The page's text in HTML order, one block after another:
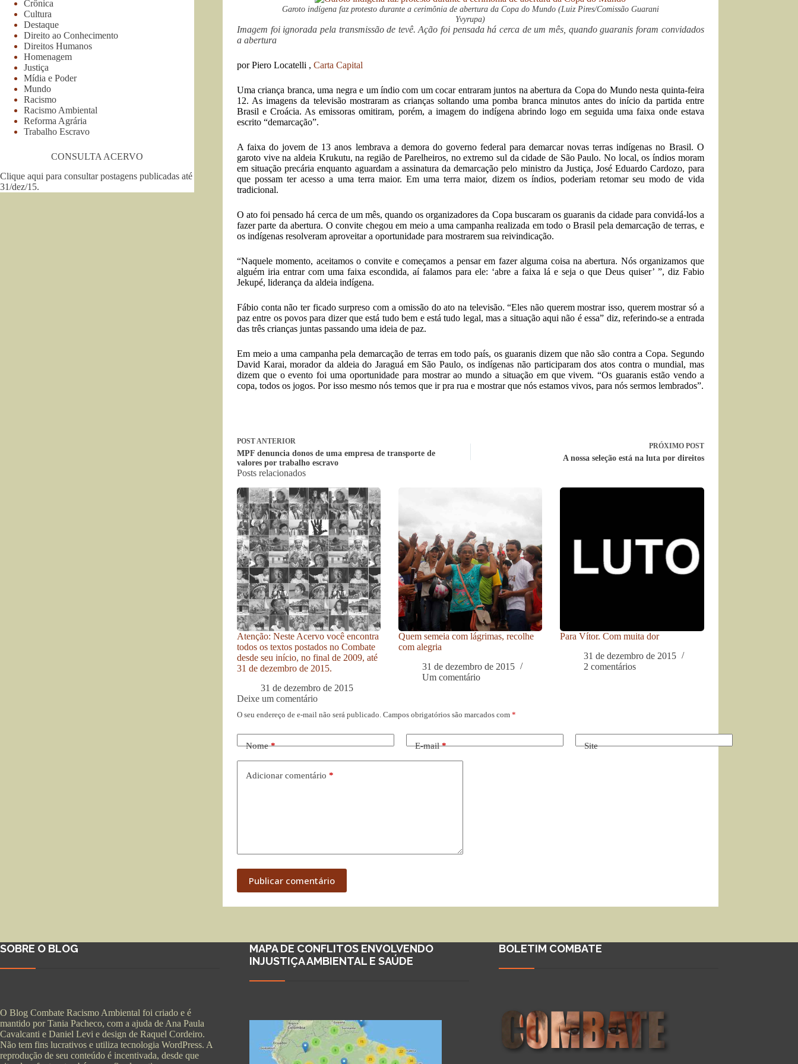
Garoto indígena faz protesto durante a cerimônia de abertura da Copa do Mundo (Luiz Pires/Comissão Guarani
Yvyrupa)
Imagem foi ignorada pela transmissão de tevê. Ação foi pensada há cerca de um mês, quando guaranis foram convidados
a abertura
por Piero Locatelli , Carta Capital
Uma criança branca, uma negra e um índio com um cocar entraram juntos na abertura da Copa do Mundo nesta quinta-feira
12. As imagens da televisão mostraram as crianças soltando uma pomba branca minutos antes do início da partida entre
Brasil e Croácia. As emissoras omitiram, porém, a imagem do indígena abrindo logo em seguida uma faixa onde estava
escrito “demarcação”.
A faixa do jovem de 13 anos lembrava a demora do governo federal para demarcar novas terras indígenas no Brasil. O
garoto vive na aldeia Krukutu, na região de Parelheiros, no extremo sul da cidade de São Paulo. No local, os índios moram
em situação precária enquanto aguardam a assinatura da demarcação pelo ministro da Justiça, José Eduardo Cardozo, para
que possam ter acesso a uma terra maior. Em uma terra maior, dizem os índios, poderiam retomar seu modo de vida
tradicional.
O ato foi pensado há cerca de um mês, quando os organizadores da Copa buscaram os guaranis da cidade para convidá-los a
fazer parte da abertura. O convite chegou em meio a uma campanha realizada em todo o Brasil pela demarcação de terras, e
os indígenas resolveram aproveitar a oportunidade para mostrarem sua reivindicação.
“Naquele momento, aceitamos o convite e começamos a pensar em fazer alguma coisa na abertura. Nós organizamos que
alguém iria entrar com uma faixa escondida, aí falamos para ele: ‘abre a faixa lá e seja o que Deus quiser’ ”, diz Fabio
Jekupé, liderança da aldeia indígena.
Fábio conta não ter ficado surpreso com a omissão do ato na televisão. “Eles não querem mostrar isso, querem mostrar só a
paz entre os povos para dizer que está tudo bem e está tudo legal, mas a situação aqui não é essa” diz, referindo-se a entrada
das três crianças juntas passando uma ideia de paz.
Em meio a uma campanha pela demarcação de terras em todo país, os guaranis dizem que não são contra a Copa. Segundo
David Karai, morador da aldeia do Jaraguá em São Paulo, os indígenas não participaram dos atos contra o mundial, mas
dizem que o evento foi uma oportunidade para mostrar ao mundo a situação em que vivem. “Os guaranis estão vendo a
copa, todos os jogos. Por isso mesmo nós temos que ir pra rua e mostrar que nós estamos vivos, para nós sermos lembrados”.
POSTANTERIOR
MPF denuncia donos de uma empresa de transporte de
valores por trabalho escravo
PRÓXIMO POST
A nossa seleção está na luta por direitos
Posts relacionados
Atenção: Neste Acervo você encontra
todos os textos postados no Combate
desde seu início, no final de 2009, até
31 de dezembro de 2015.
31 de dezembro de 2015
Quem semeia com lágrimas, recolhe
com alegria
31 de dezembro de 2015
Um comentário
Para Vítor. Com muita dor
31 de dezembro de 2015
2 comentários
Deixe um comentário
O seu endereço de e-mail não será publicado. Campos obrigatórios são marcados com *
Nome* E-mail* Site
Adicionar comentário *
Publicar comentário
Crônica
Cultura
Destaque
Direito ao Conhecimento
Direitos Humanos
Homenagem
Justiça
Mídia e Poder
Mundo
Racismo
Racismo Ambiental
Reforma Agrária
Trabalho Escravo
CONSULTA ACERVO
Clique aqui para consultar postagens publicadas até
31/dez/15.
SOBRE O BLOG
O Blog Combate Racismo Ambiental foi criado e é
mantido por Tania Pacheco, com a ajuda de Ana Paula
Cavalcanti e Daniel Levi e design de Raquel Cordeiro.
Não tem fins lucrativos e utiliza tecnologia WordPress. A
reprodução de seu conteúdo é incentivada, desde que
MAPA DE CONFLITOS ENVOLVENDO
INJUSTIÇA AMBIENTAL E SAÚDE
BOLETIM COMBATE